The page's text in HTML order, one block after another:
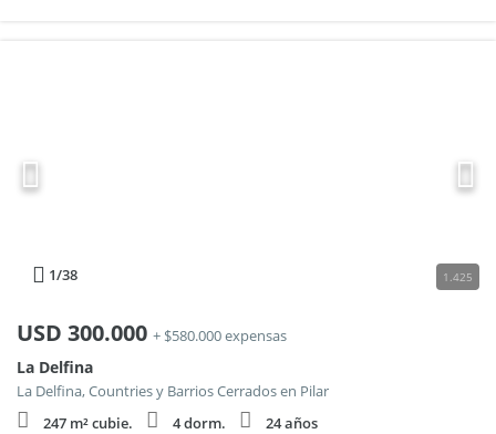
1/38 1.425
USD 300.000 + $580.000 expensas
La Delfina
La Delfina, Countries y Barrios Cerrados en Pilar
247 m² cubie.
4 dorm.
24 años